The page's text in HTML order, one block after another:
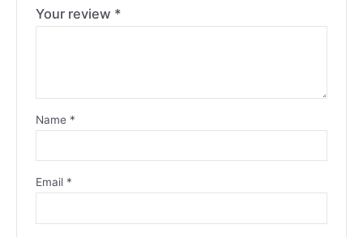
Your review *
Name *
Email *